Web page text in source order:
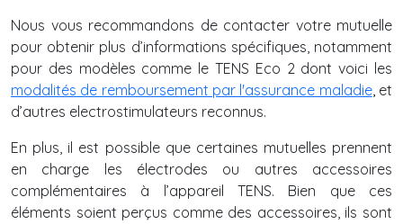
Nous vous recommandons de contacter votre mutuelle
pour obtenir plus d’informations spécifiques, notamment
pour des modèles comme le TENS Eco 2 dont voici les
modalités de remboursement par l'assurance maladie, et
d’autres electrostimulateurs reconnus.
En plus, il est possible que certaines mutuelles prennent
en charge les électrodes ou autres accessoires
complémentaires à l’appareil TENS. Bien que ces
éléments soient perçus comme des accessoires, ils sont